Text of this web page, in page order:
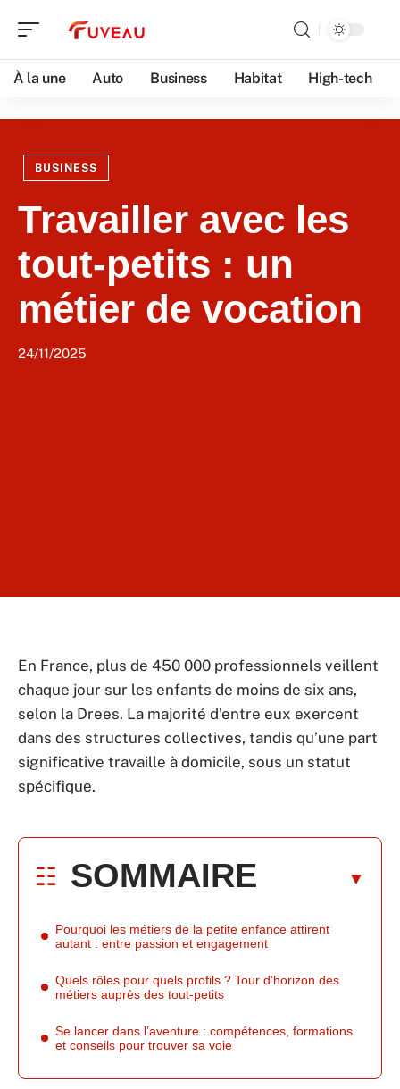
À la une Auto Business Habitat High-tech
BUSINESS
Travailler avec les
tout-petits : un
métier de vocation
24/11/2025
En France, plus de 450 000 professionnels veillent
chaque jour sur les enfants de moins de six ans,
selon la Drees. La majorité d’entre eux exercent
dans des structures collectives, tandis qu’une part
significative travaille à domicile, sous un statut
spécifique.
SOMMAIRE
Pourquoi les métiers de la petite enfance attirent
autant : entre passion et engagement
Quels rôles pour quels profils ? Tour d’horizon des
métiers auprès des tout-petits
Se lancer dans l’aventure : compétences, formations
et conseils pour trouver sa voie